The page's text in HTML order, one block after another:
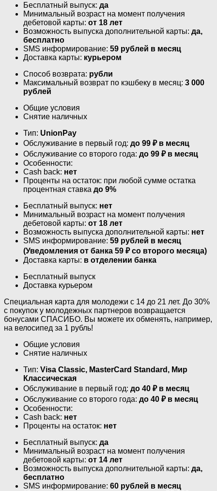
Бесплатный выпуск: да
Минимальный возраст на момент получения
дебетовой карты: от 18 лет
Возможность выпуска дополнительной карты: да,
бесплатно
SMS информирование: 59 рублей в месяц
Доставка карты: курьером
Способ возврата: рубли
Максимальный возврат по кэшбеку в месяц: 3 000
рублей
Общие условия
Снятие наличных
Тип: UnionPay
Обслуживание в первый год: до 99 ₽ в месяц
Обслуживание со второго года: до 99 ₽ в месяц
Особенности:
Cash back: нет
Проценты на остаток: при любой сумме остатка
процентная ставка до 9%
Бесплатный выпуск: нет
Минимальный возраст на момент получения
дебетовой карты: от 18 лет
Возможность выпуска дополнительной карты: нет
SMS информирование: 59 рублей в месяц
(Уведомления от банка 59 ₽ со второго месяца)
Доставка карты: в отделении банка
Бесплатный выпуск
Доставка курьером
Специальная карта для молодежи с 14 до 21 лет. До 30%
с покупок у молодежных партнеров возвращается
бонусами СПАСИБО. Вы можете их обменять, например,
на велосипед за 1 рубль!
Общие условия
Снятие наличных
Тип: Visa Classic, MasterСard Standard, Мир
Классическая
Обслуживание в первый год: до 40 ₽ в месяц
Обслуживание со второго года: до 40 ₽ в месяц
Особенности:
Cash back: нет
Проценты на остаток: нет
Бесплатный выпуск: да
Минимальный возраст на момент получения
дебетовой карты: от 14 лет
Возможность выпуска дополнительной карты: да,
бесплатно
SMS информирование: 60 рублей в месяц